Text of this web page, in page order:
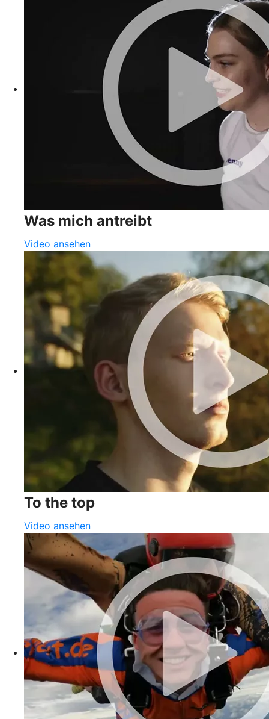
Was mich antreibt
Video ansehen
To the top
Video ansehen